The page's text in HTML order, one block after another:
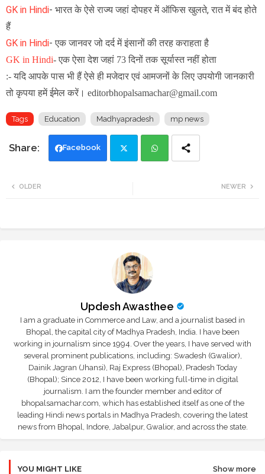
GK in Hindi- भारत के ऐसे राज्य जहां दोपहर में ऑफिस खुलते, रात में बंद होते
हैं
GK in Hindi- एक जानवर जो दर्द में इंसानों की तरह कराहता है
GK in Hindi- एक ऐसा देश जहां 73 दिनों तक सूर्यास्त नहीं होता
:- यदि आपके पास भी हैं ऐसे ही मजेदार एवं आमजनों के लिए उपयोगी जानकारी
तो कृपया हमें ईमेल करें। editorbhopalsamachar@gmail.com
Tags Education Madhyapradesh mp news
Facebook
NEWER
OLDER
Updesh Awasthee
I am a graduate in Commerce and Law, and a journalist based in
Bhopal, the capital city of Madhya Pradesh, India. I have been
working in journalism since 1994. Over the years, I have served with
several prominent publications, including: Swadesh (Gwalior),
Dainik Jagran (Jhansi), Raj Express (Bhopal), Pradesh Today
(Bhopal); Since 2012, I have been working full-time in digital
journalism. I am the founder member and editor of
bhopalsamachar.com, which has established itself as one of the
leading Hindi news portals in Madhya Pradesh, covering the latest
news from Bhopal, Indore, Jabalpur, Gwalior, and across the state.
YOU MIGHT LIKE Show more